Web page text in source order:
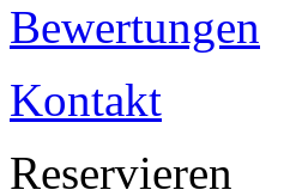
Bewertungen
Kontakt
Reservieren